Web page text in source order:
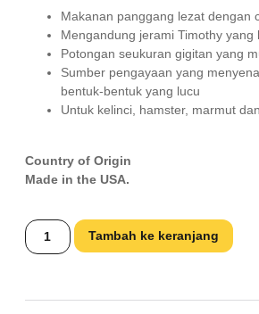
Makanan panggang lezat dengan
Mengandung jerami Timothy yang
Potongan seukuran gigitan yang
Sumber pengayaan yang
bentuk-bentuk yang lucu
Untuk kelinci, hamster, marmut
Country of Origin
Made in the USA.
Tambah ke keranjang